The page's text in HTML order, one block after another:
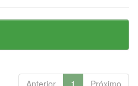
Anterior 1 Próximo